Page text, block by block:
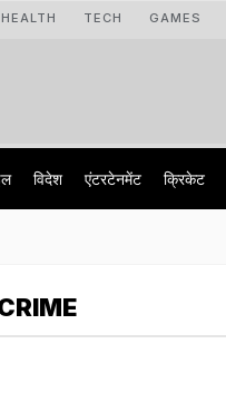
HEALTH TECH GAMES
विदेश एंटरटेनमेंट क्रिकेट